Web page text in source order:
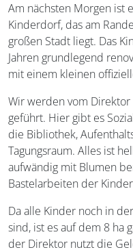
Am nächsten Morgen ist
Kinderdorf, das am
großen Stadt liegt. Das
Jahren grundlegend
mit einem kleinen
Wir werden vom
geführt. Hier gibt es
die Bibliothek,
Tagungsraum. Alles ist
aufwändig mit Blumen
Bastelarbeiten der
Da alle Kinder noch in
sind, ist es auf dem 8 ha
der Direktor nutzt die